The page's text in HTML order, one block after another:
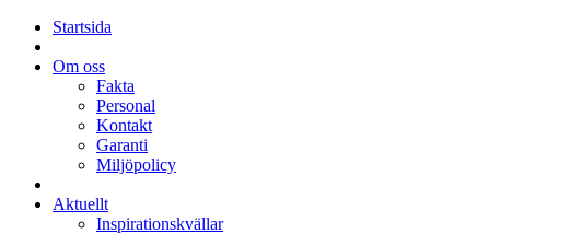
Startsida
Om oss
Fakta
Personal
Kontakt
Garanti
Miljöpolicy
Aktuellt
Inspirationskvällar